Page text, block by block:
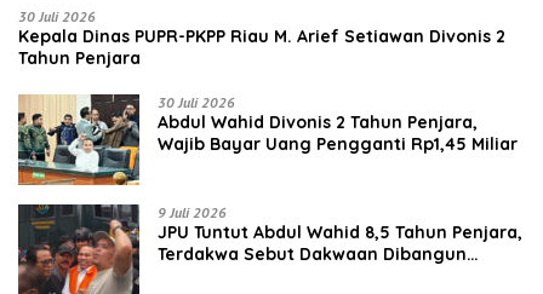
30 Juli 2026
Kepala Dinas PUPR-PKPP Riau M. Arief Setiawan Divonis 2
Tahun Penjara
30 Juli 2026
‎‎Abdul Wahid Divonis 2 Tahun Penjara,
Wajib Bayar Uang Pengganti Rp1,45 Miliar
9 Juli 2026
JPU Tuntut Abdul Wahid 8,5 Tahun Penjara,
Terdakwa Sebut Dakwaan Dibangun